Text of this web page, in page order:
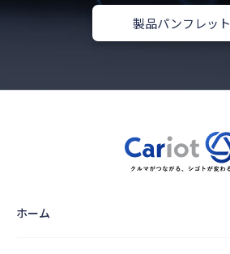
製品パンフレット
ホーム